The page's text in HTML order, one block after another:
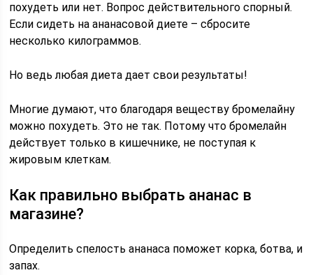
похудеть или нет. Вопрос действительного спорный.
Если сидеть на ананасовой диете – сбросите
несколько килограммов.
Но ведь любая диета дает свои результаты!
Многие думают, что благодаря веществу бромелайну
можно похудеть. Это не так. Потому что бромелайн
действует только в кишечнике, не поступая к
жировым клеткам.
Как правильно выбрать ананас в
магазине?
Определить спелость ананаса поможет корка, ботва, и
запах.